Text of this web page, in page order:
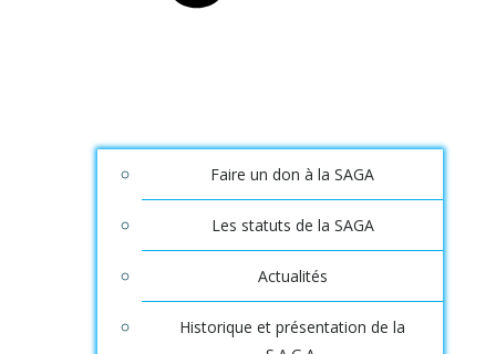
Faire un don à la SAGA
Les statuts de la SAGA
Actualités
Historique et présentation de la